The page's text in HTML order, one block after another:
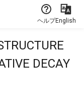
ヘルプEnglish
DECAY